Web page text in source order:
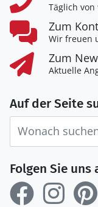
Täglich von
Zum
Wir freuen
Zum
Aktuelle
Auf der Seite
Folgen Sie uns